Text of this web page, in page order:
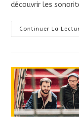
découvrir les
Continuer La